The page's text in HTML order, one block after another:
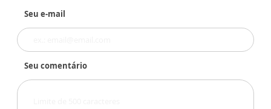
Seu e-mail
Seu comentário